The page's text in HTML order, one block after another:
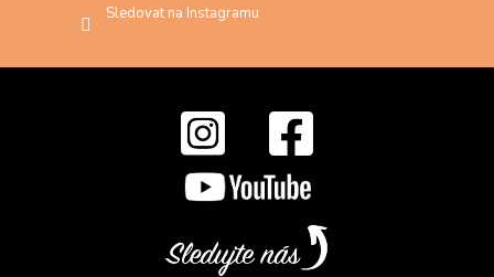
Sledovat na Instagramu